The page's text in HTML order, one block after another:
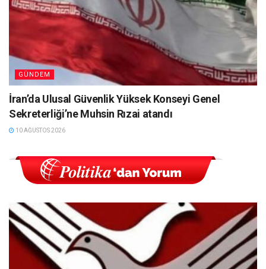
GÜNDEM
İran’da Ulusal Güvenlik Yüksek Konseyi Genel
Sekreterliği’ne Muhsin Rızai atandı
10 AĞUSTOS 2026